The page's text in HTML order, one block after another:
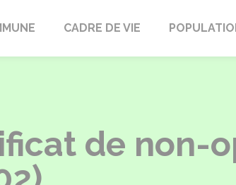
CADRE DE VIE
de non-